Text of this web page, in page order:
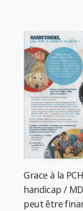
Grace à la
handicap /
peut être